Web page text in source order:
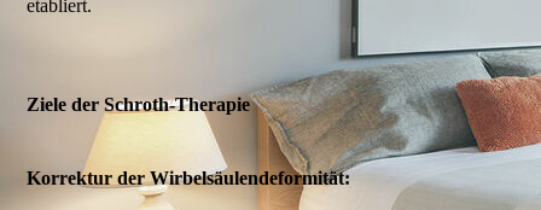
etabliert.
Ziele der Schroth-Therapie
Korrektur der Wirbelsäulendeformität: